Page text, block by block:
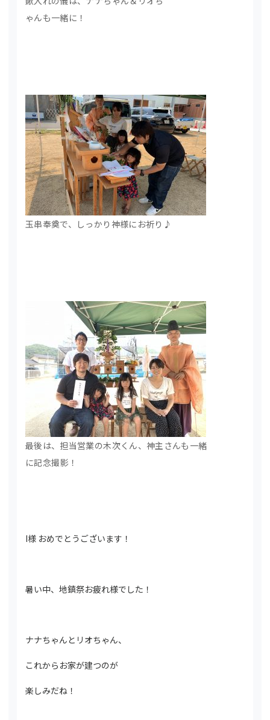
ゃんも一緒に！
玉串奉奠で、しっかり神様にお祈り♪
最後は、担当営業の木次くん、神主さんも一緒
に記念撮影！
I様 おめでとうございます！
暑い中、地鎮祭お疲れ様でした！
ナナちゃんとリオちゃん、
これからお家が建つのが
楽しみだね！